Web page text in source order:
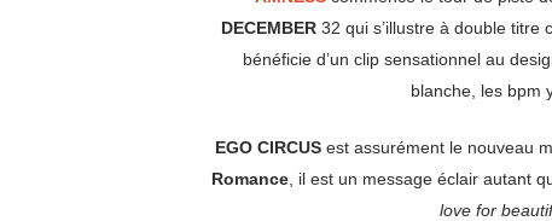
DECEMBER32 qui s’illustre à double titre
bénéficie d’un clip sensationnel au
blanche, les bpm
EGO CIRCUSest assurément le nouveau
Romance, il est un message éclair autant
love for